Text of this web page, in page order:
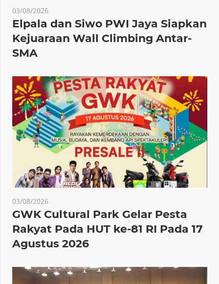
03/08/2026
Elpala dan Siwo PWI Jaya Siapkan
Kejuaraan Wall Climbing Antar-
SMA
03/08/2026
GWK Cultural Park Gelar Pesta
Rakyat Pada HUT ke-81 RI Pada 17
Agustus 2026